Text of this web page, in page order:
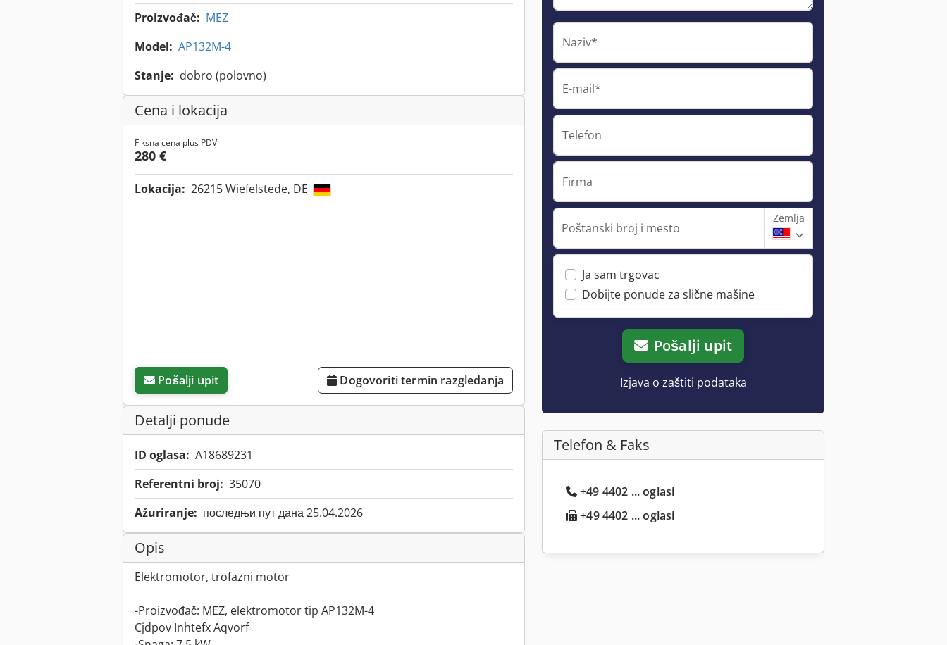
Proizvođač: MEZ
Model: AP132M-4
Stanje: dobro (polovno)
Cena i lokacija
Fiksna cena plus PDV
280 €
Lokacija: 26215 Wiefelstede, DE
Pošalji upit Dogovoriti termin razgledanja
Detalji ponude
ID oglasa: A18689231
Referentni broj: 35070
Ažuriranje: последњи пут дана 25.04.2026
Opis
Elektromotor, trofazni motor
-Proizvođač: MEZ, elektromotor tip AP132M-4
Cjdpov Inhtefx Aqvorf
Naziv*
E-mail*
Telefon
Firma
Poštanski broj i mesto
Zemlja
Ja sam trgovac
Dobijte ponude za slične mašine
Pošalji upit
Izjava o zaštiti podataka
Telefon & Faks
+49 4402 ... oglasi
+49 4402 ... oglasi